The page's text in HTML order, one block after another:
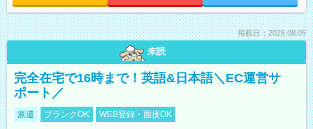
掲載日：2026.08.05
未読
完全在宅で16時まで！英語&日本語＼EC運営サ
ポート／
派遣 ブランクOK WEB登録・面接OK